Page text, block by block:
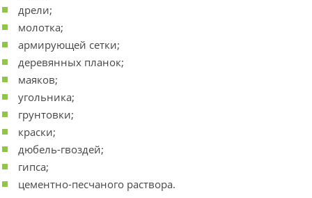
дрели;
молотка;
армирующей сетки;
деревянных планок;
маяков;
угольника;
грунтовки;
краски;
дюбель-гвоздей;
гипса;
цементно-песчаного раствора.